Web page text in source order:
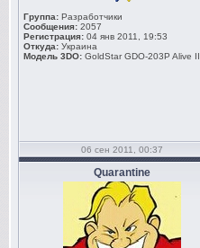
Группа: Разработчики
Сообщения: 2057
Регистрация: 04 янв 2011, 19:53
Откуда: Украина
Модель 3DO: GoldStar GDO-203P Alive II
06 сен 2011, 00:37
Quarantine